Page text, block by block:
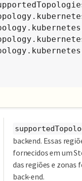
backend. Essas
fornecidos em um
das regiões e zonas
back-end.